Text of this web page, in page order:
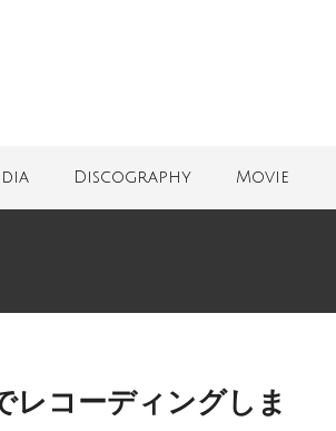
Discography Movie
レコーディングしま